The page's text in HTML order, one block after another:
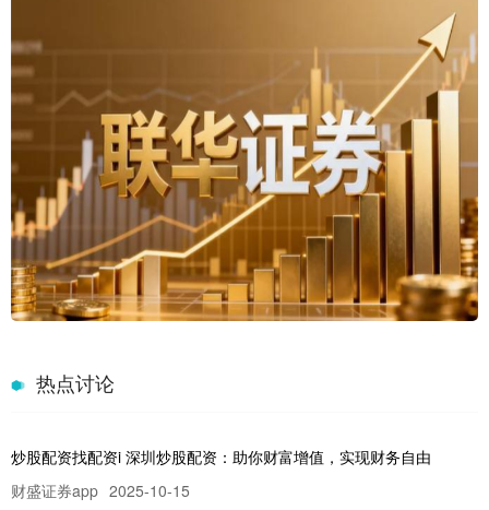
热点讨论
炒股配资找配资i 深圳炒股配资：助你财富增值，实现财务自由
财盛证券app 2025-10-15